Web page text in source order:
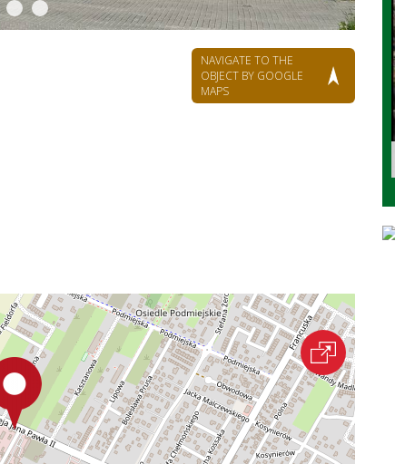
NAVIGATE TO THE
OBJECT BY GOOGLE
MAPS